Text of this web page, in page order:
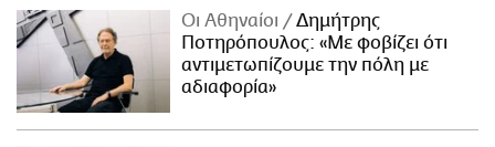
Οι Αθηναίοι
Δημήτρης
Ποτηρόπουλος: «Με φοβίζει ότι
αντιμετωπίζουμε την πόλη με
αδιαφορία»